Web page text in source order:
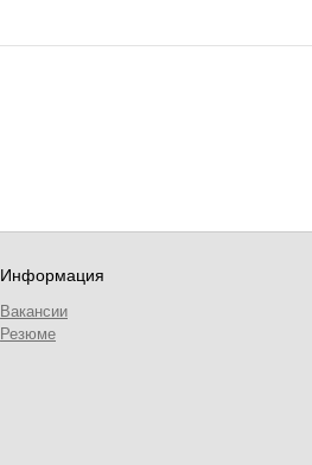
Информация
Вакансии
Резюме